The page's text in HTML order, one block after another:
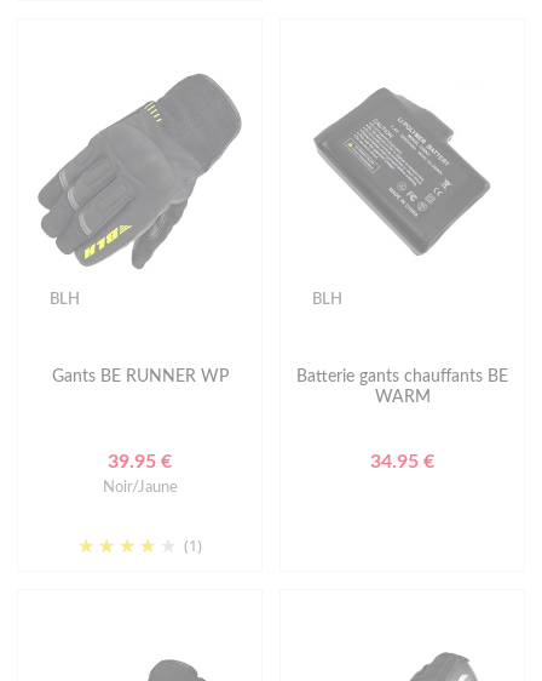
BLH
Gants BE RUNNER WP
39.95 €
Noir/Jaune
(1)
BLH
Batterie gants chauffants BE
WARM
34.95 €